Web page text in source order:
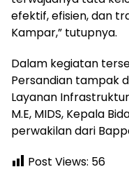
efektif, efisien, dan
Kampar,” tutupnya.
Dalam kegiatan
Persandian tampak
Layanan
M.E, MIDS, Kepala
perwakilan dari
Post Views: 56